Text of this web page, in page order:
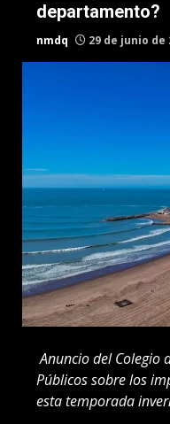
departamento?
nmdq 29 de junio de
Anuncio del Colegio
Públicos sobre los
esta temporada